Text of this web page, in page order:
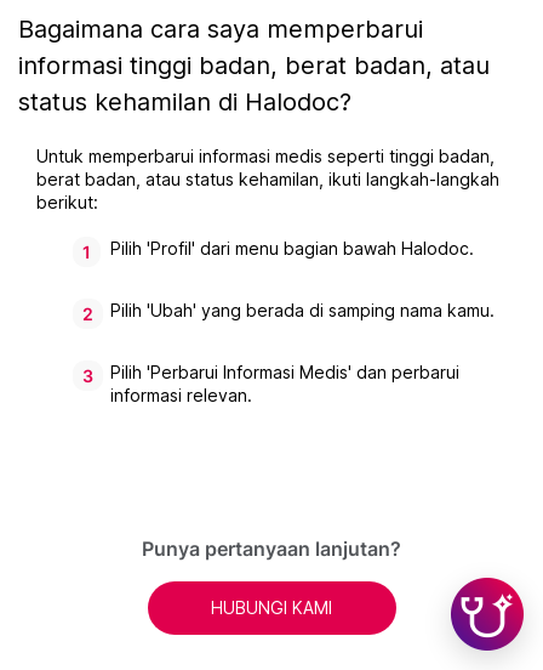
Bagaimana cara saya memperbarui
informasi tinggi badan, berat badan, atau
status kehamilan di Halodoc?
Untuk memperbarui informasi medis seperti tinggi badan,
berat badan, atau status kehamilan, ikuti langkah-langkah
berikut:
Pilih 'Profil' dari menu bagian bawah Halodoc.
Pilih 'Perbarui Informasi Medis' dan perbarui
informasi relevan.
Punya pertanyaan lanjutan?
HUBUNGI KAMI